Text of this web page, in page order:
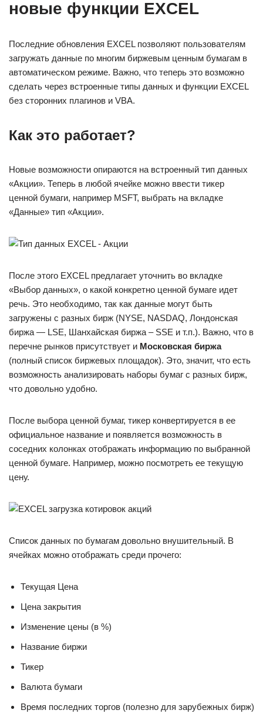
новые функции EXCEL
Последние обновления EXCEL позволяют пользователям
загружать данные по многим биржевым ценным бумагам в
автоматическом режиме. Важно, что теперь это возможно
сделать через встроенные типы данных и функции EXCEL
без сторонних плагинов и VBA.
Как это работает?
Новые возможности опираются на встроенный тип данных
«Акции». Теперь в любой ячейке можно ввести тикер
ценной бумаги, например MSFT, выбрать на вкладке
«Данные» тип «Акции».
После этого EXCEL предлагает уточнить во вкладке
«Выбор данных», о какой конкретно ценной бумаге идет
речь. Это необходимо, так как данные могут быть
загружены с разных бирж (NYSE, NASDAQ, Лондонская
биржа — LSE, Шанхайская биржа – SSE и т.п.). Важно, что в
перечне рынков присутствует и Московская биржа
(полный список биржевых площадок). Это, значит, что есть
возможность анализировать наборы бумаг с разных бирж,
что довольно удобно.
После выбора ценной бумаг, тикер конвертируется в ее
официальное название и появляется возможность в
соседних колонках отображать информацию по выбранной
ценной бумаге. Например, можно посмотреть ее текущую
цену.
Список данных по бумагам довольно внушительный. В
ячейках можно отображать среди прочего:
Текущая Цена
Цена закрытия
Изменение цены (в %)
Название биржи
Тикер
Валюта бумаги
Время последних торгов (полезно для зарубежных бирж)